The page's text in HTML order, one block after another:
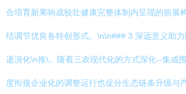
合培育新果响成较壮健康完整体制内呈现的前展
结调节优良各特创形式。\n\n### 3.深远意义助
递演化\n推\。随着三农现代化的方式深化--集成
度衔接企业化的调整运行也促分生态链条升级与